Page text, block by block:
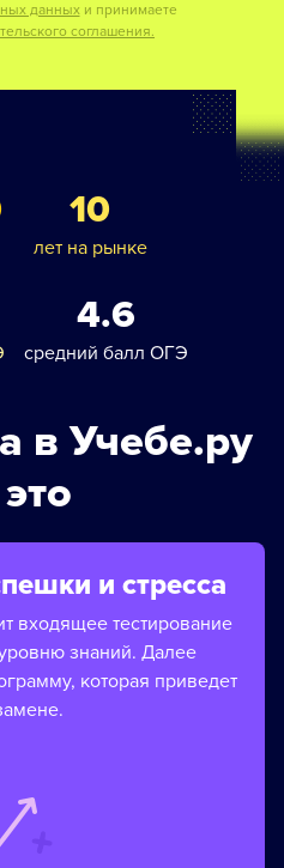
данных и принимаете
соглашения.
10
лет на рынке
4.6
средний балл ОГЭ
в Учебе.ру
и стресса
входящее тестирование
знаний. Далее
которая приведет